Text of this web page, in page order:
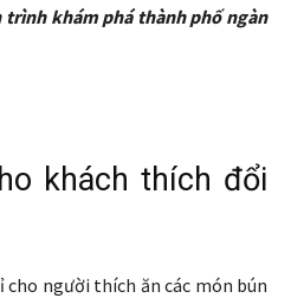
khám phá thành phố ngàn
khách thích đổi
cho người thích ăn các món bún